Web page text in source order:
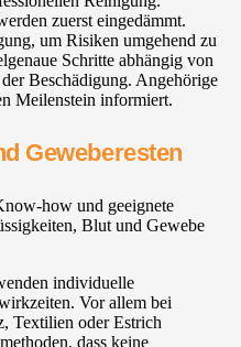
zuerst eingedämmt.
um Risiken umgehend zu
Schritte abhängig von
Beschädigung. Angehörige
Meilenstein informiert.
Geweberesten
how und geeignete
Blut und Gewebe
individuelle
Vor allem bei
Textilien oder Estrich
dass keine